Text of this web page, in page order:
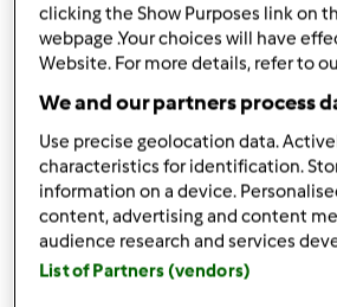
Masa śmietanowa
3jajka
1śmietana, 18% tłuszczu,
500gramymleka
140gramycukru
200gramymasła
2opakowaniacukru
Dodatkowo
clicking the Show Purposes link on
webpage .Your choices will have
Website. For more details, refer to
We and our partners process
Use precise geolocation data.
characteristics for identification.
information on a device.
content, advertising and content
audience research and services
List of Partners (vendors)